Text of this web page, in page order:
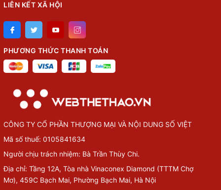
LIÊN KẾT XÃ HỘI
PHƯƠNG THỨC THANH TOÁN
CÔNG TY CỔ PHẦN THƯỢNG MẠI VÀ NỘI DUNG SỐ VIỆT
Mã số thuế: 0105841634
Người chịu trách nhiệm: Bà Trần Thùy Chi.
Địa chỉ: Tầng 12A, Tòa nhà Vinaconex Diamond (TTTM Chợ
Mơ), 459C Bạch Mai, Phường Bạch Mai, Hà Nội